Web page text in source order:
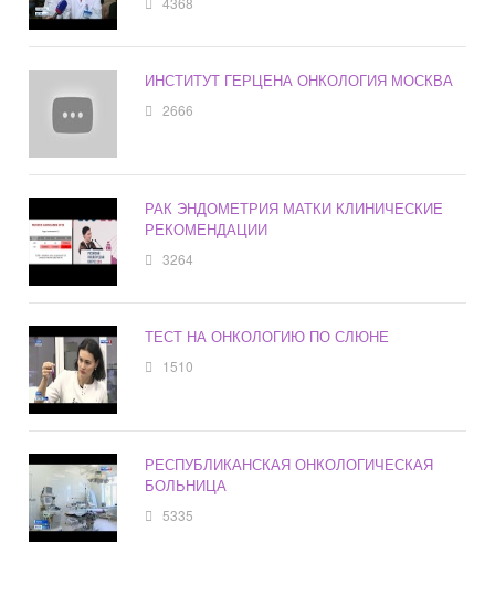
ИНСТИТУТ ГЕРЦЕНА ОНКОЛОГИЯ МОСКВА
2666
РАК ЭНДОМЕТРИЯ МАТКИ КЛИНИЧЕСКИЕ
РЕКОМЕНДАЦИИ
3264
ТЕСТ НА ОНКОЛОГИЮ ПО СЛЮНЕ
1510
РЕСПУБЛИКАНСКАЯ ОНКОЛОГИЧЕСКАЯ
БОЛЬНИЦА
5335